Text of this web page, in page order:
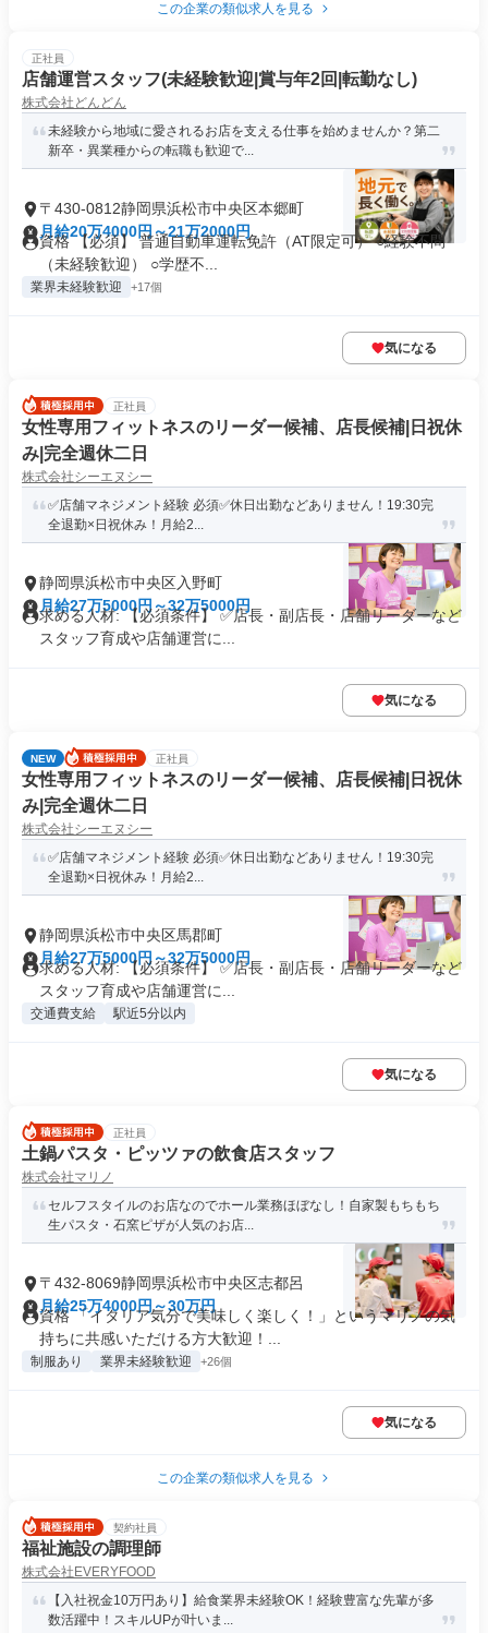
この企業の類似求人を見る
正社員
店舗運営スタッフ(未経験歓迎|賞与年2回|転勤なし)
株式会社どんどん
未経験から地域に愛されるお店を支える仕事を始めませんか？第二
新卒・異業種からの転職も歓迎で...
〒430-0812静岡県浜松市中央区本郷町
月給20万4000円～21万2000円
資格 【必須】 普通自動車運転免許（AT限定可） ○経験不問
（未経験歓迎） ○学歴不...
業界未経験歓迎 +17個
気になる
正社員
女性専用フィットネスのリーダー候補、店長候補|日祝休
み|完全週休二日
株式会社シーエヌシー
✅店舗マネジメント経験 必須✅休日出勤などありません！19:30完
全退勤×日祝休み！月給2...
静岡県浜松市中央区入野町
月給27万5000円～32万5000円
求める人材: 【必須条件】 ✅店長・副店長・店舗リーダーなど
スタッフ育成や店舗運営に...
気になる
NEW 正社員
女性専用フィットネスのリーダー候補、店長候補|日祝休
み|完全週休二日
株式会社シーエヌシー
✅店舗マネジメント経験 必須✅休日出勤などありません！19:30完
全退勤×日祝休み！月給2...
静岡県浜松市中央区馬郡町
月給27万5000円～32万5000円
求める人材: 【必須条件】 ✅店長・副店長・店舗リーダーなど
スタッフ育成や店舗運営に...
交通費支給 駅近5分以内
気になる
正社員
土鍋パスタ・ピッツァの飲食店スタッフ
株式会社マリノ
セルフスタイルのお店なのでホール業務ほぼなし！自家製もちもち
生パスタ・石窯ピザが人気のお店...
〒432-8069静岡県浜松市中央区志都呂
月給25万4000円～30万円
資格 「イタリア気分で美味しく楽しく！」というマリノの気
持ちに共感いただける方大歓迎！...
制服あり 業界未経験歓迎 +26個
気になる
この企業の類似求人を見る
契約社員
福祉施設の調理師
株式会社EVERYFOOD
【入社祝金10万円あり】給食業界未経験OK！経験豊富な先輩が多
数活躍中！スキルUPが叶いま...